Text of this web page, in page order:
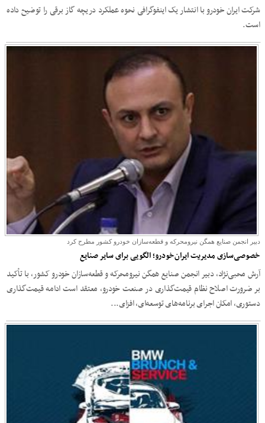
شرکت ایران خودرو با انتشار یک اینفوگرافی نحوه عملکرد دریچه گاز برقی را توضیح داده
است.
دبیر انجمن صنایع همگن نیرومحرکه و قطعه‌سازان خودرو کشور مطرح کرد
خصوصی‌سازی مدیریت ایران‌خودرو؛ الگویی برای سایر صنایع
آرش محبی‌نژاد، دبیر انجمن صنایع همگن نیرومحرکه و قطعه‌سازان خودرو کشور، با تأکید
بر ضرورت اصلاح نظام قیمت‌گذاری در صنعت خودرو، معتقد است ادامه قیمت‌گذاری
دستوری، امکان اجرای برنامه‌های توسعه‌ای، افزای...